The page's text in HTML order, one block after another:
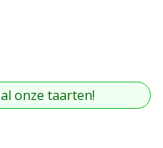
onze taarten!